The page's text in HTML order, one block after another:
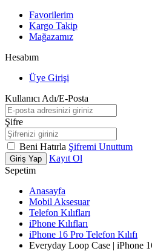
Favorilerim
Kargo Takip
Mağazamız
Hesabım
Üye Girişi
Kullanıcı Adı/E-Posta
Şifre
Beni Hatırla Şifremi Unuttum
Giriş Yap
Kayıt Ol
Sepetim
Anasayfa
Mobil Aksesuar
Telefon Kılıfları
iPhone Kılıfları
iPhone 16 Pro Telefon Kılıfı
Everyday Loop Case | iPhone